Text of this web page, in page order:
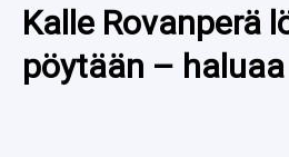
JÄÄKIEKKO
YLEISURHEILU
Kalle Rovanperä
pöytään –